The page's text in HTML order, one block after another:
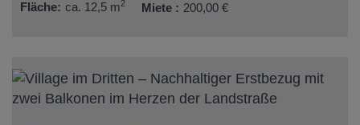
Fläche ca. 12,5 m2 Miete 200,00 €